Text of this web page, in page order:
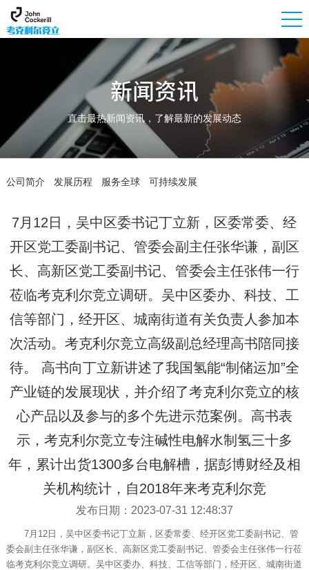
新闻资讯
直击最热新闻资讯，了解最新的发展动态
公司简介 发展历程 服务全球 可持续发展
7月12日，吴中区委书记丁立新，区委常委、经
开区党工委副书记、管委会副主任张华谦，副区
长、高新区党工委副书记、管委会主任张伟一行
莅临考克利尔竞立调研。吴中区委办、科技、工
信等部门，经开区、城南街道有关负责人参加本
次活动。考克利尔竞立高级副总经理高书陪同接
待。 高书向丁立新讲述了我国氢能“制储运加”全
产业链的发展现状，并介绍了考克利尔竞立的核
心产品以及参与的多个先进示范案例。高书表
示，考克利尔竞立专注碱性电解水制氢三十多
年，累计出货1300多台电解槽，据彭博财经及相
关机构统计，自2018年来考克利尔竞
发布日期：2023-07-31 12:48:37
7月12日，吴中区委书记丁立新，区委常委、经开区党工委副书记、管
委会副主任张华谦，副区长、高新区党工委副书记、管委会主任张伟一行莅
临考克利尔竞立调研。吴中区委办、科技、工信等部门，经开区、城南街道